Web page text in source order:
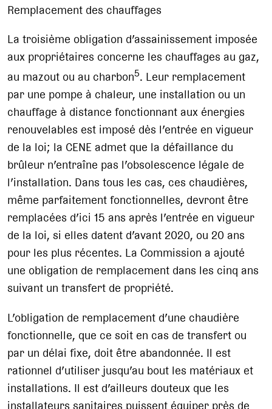
Remplacement des chauffages
La troisième obligation d’assainissement imposée
aux propriétaires concerne les chauffages au gaz,
au mazout ou au charbon5. Leur remplacement
par une pompe à chaleur, une installation ou un
chauffage à distance fonctionnant aux énergies
renouvelables est imposé dès l’entrée en vigueur
de la loi; la CENE admet que la défaillance du
brûleur n’entraîne pas l’obsolescence légale de
l’installation. Dans tous les cas, ces chaudières,
même parfaitement fonctionnelles, devront être
remplacées d’ici 15 ans après l’entrée en vigueur
de la loi, si elles datent d’avant 2020, ou 20 ans
pour les plus récentes. La Commission a ajouté
une obligation de remplacement dans les cinq ans
suivant un transfert de propriété.
L’obligation de remplacement d’une chaudière
fonctionnelle, que ce soit en cas de transfert ou
par un délai fixe, doit être abandonnée. Il est
rationnel d’utiliser jusqu’au bout les matériaux et
installations. Il est d’ailleurs douteux que les
installateurs sanitaires puissent équiper près de